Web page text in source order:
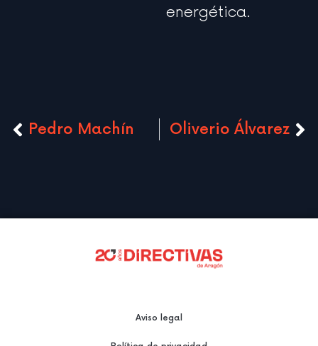
energética.
Pedro Machín Oliverio Álvarez
Aviso legal